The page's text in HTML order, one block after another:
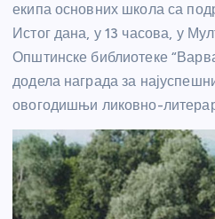
екипа основних школа са
Истог дана, у 13 часова, у
Општинске библиотеке
додела награда за
овогодишњи ликовно-